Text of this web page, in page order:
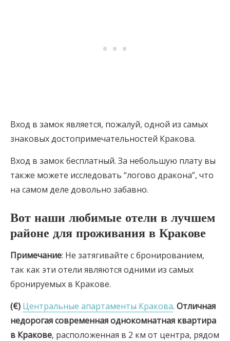
Вход в замок является, пожалуй, одной из самых
знаковых достопримечательностей Кракова.
Вход в замок бесплатный. За небольшую плату вы
также можете исследовать “логово дракона”, что
на самом деле довольно забавно.
Вот наши любимые отели в лучшем
районе для проживания в Кракове
Примечание: Не затягивайте с бронированием,
так как эти отели являются одними из самых
бронируемых в Кракове.
(€) Центральные апартаменты Кракова. Отличная
недорогая современная однокомнатная квартира
в Кракове, расположенная в 2 км от центра, рядом